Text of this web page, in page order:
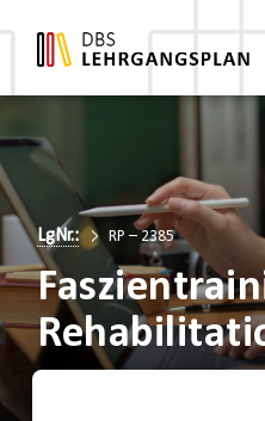
LgNr.: RP – 2385